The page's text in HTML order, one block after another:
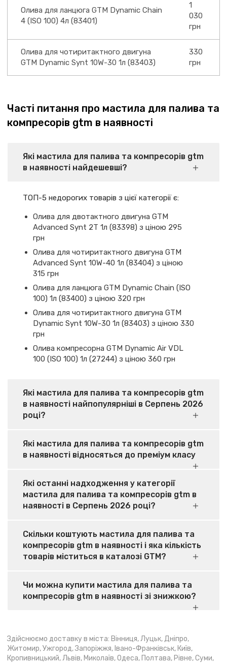
Олива для ланцюга GTM Dynamic Chain
4 (ISO 100) 4л (83401)
1
030
грн
Олива для чотиритактного двигуна
GTM Dynamic Synt 10W-30 1л (83403)
330
грн
Часті питання про мастила для палива та
компресорів gtm в наявності
Які мастила для палива та компресорів gtm
в наявності найдешевші?
ТОП-5 недорогих товарів з цієї категорії є:
Олива для двотактного двигуна GTM
Advanced Synt 2T 1л (83398) з ціною 295
грн
Олива для чотиритактного двигуна GTM
Advanced Synt 10W-40 1л (83404) з ціною
315 грн
Олива для ланцюга GTM Dynamic Chain (ISO
100) 1л (83400) з ціною 320 грн
Олива для чотиритактного двигуна GTM
Dynamic Synt 10W-30 1л (83403) з ціною 330
грн
Олива компресорна GTM Dynamic Air VDL
100 (ISO 100) 1л (27244) з ціною 360 грн
Які мастила для палива та компресорів gtm
в наявності найпопулярніші в Серпень 2026
році?
Які мастила для палива та компресорів gtm
в наявності відносяться до преміум класу
Які останні надходження у категорії
мастила для палива та компресорів gtm в
наявності в Серпень 2026 році?
Скільки коштують мастила для палива та
компресорів gtm в наявності і яка кількість
товарів міститься в каталозі GTM?
Чи можна купити мастила для палива та
компресорів gtm в наявності зі знижкою?
Здійснюємо доставку в міста: Вінниця, Луцьк, Дніпро,
Житомир, Ужгород, Запоріжжя, Івано-Франківськ, Київ,
Кропивницький, Львів, Миколаїв, Одеса, Полтава, Рівне, Суми,